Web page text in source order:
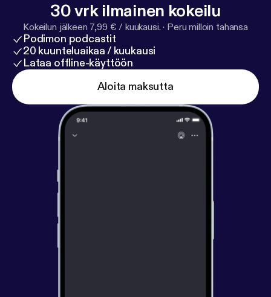
30 vrk ilmainen kokeilu
Kokeilun jälkeen 7,99 € / kuukausi. · Peru milloin tahansa
Podimon podcastit
20 kuunteluaikaa / kuukausi
Lataa offline-käyttöön
Aloita maksutta